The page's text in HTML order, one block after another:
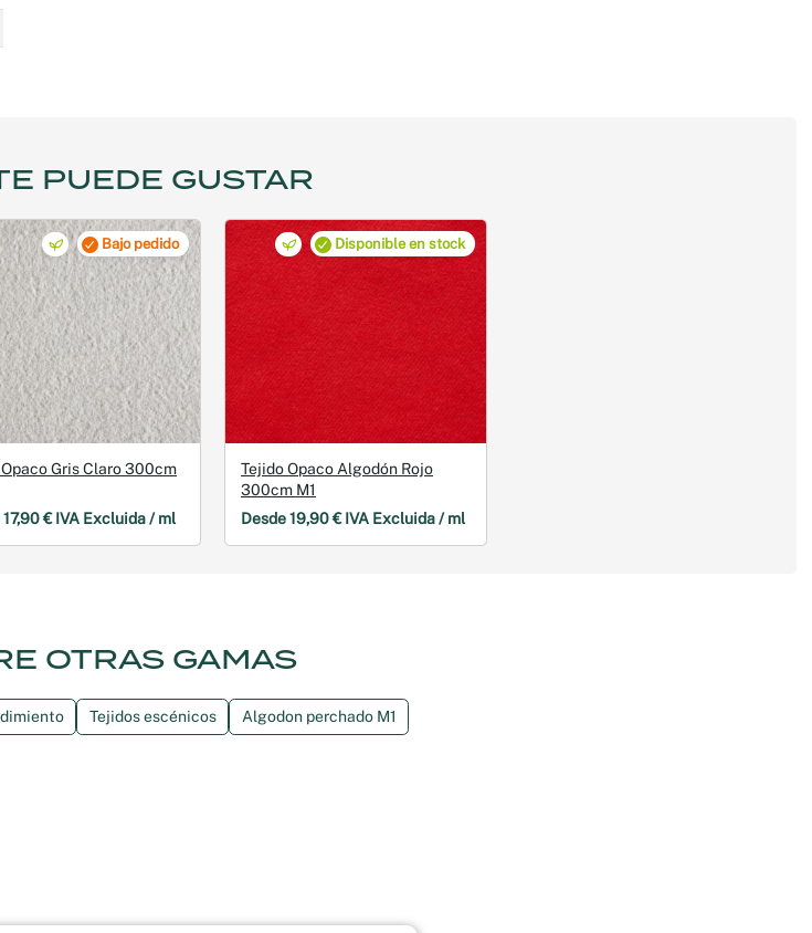
PUEDE GUSTAR
Bajo pedido
Gris Claro 300cm
17,90 € IVA Excluida / ml
Disponible en stock
Tejido Opaco Algodón Rojo
300cm M1
Desde 19,90 € IVA Excluida / ml
OTRAS GAMAS
Tejidos escénicos Algodon perchado M1